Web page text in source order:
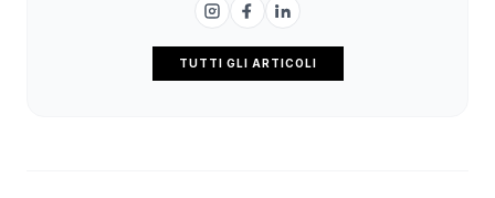
TUTTI GLI ARTICOLI